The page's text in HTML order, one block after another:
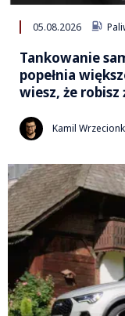
05.08.2026
Tankowanie
popełnia
wiesz, że robisz
Kamil